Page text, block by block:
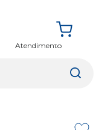
Atendimento